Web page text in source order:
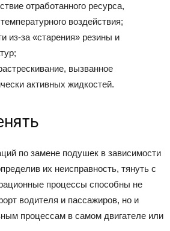
отработанного ресурса,
воздействия;
из-за «старения» резины и
вызванное
активных жидкостей.
по замене подушек в зависимости
их неисправность, тянуть с
процессы способны не
водителя и пассажиров, но и
процессам в самом двигателе или